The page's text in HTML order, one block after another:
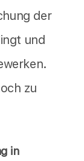
der
und
zu
in